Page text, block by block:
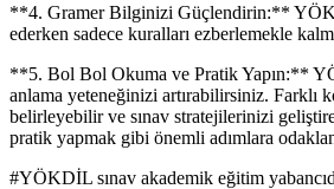
**4. Gramer Bilginizi Güçlendirin:**
ederken sadece kuralları ezberlemekle
**5. Bol Bol Okuma ve Pratik Yapın:**
anlama yeteneğinizi artırabilirsiniz. Farklı
belirleyebilir ve sınav stratejilerinizi
pratik yapmak gibi önemli adımlara
#YÖKDİL sınav akademik eğitim